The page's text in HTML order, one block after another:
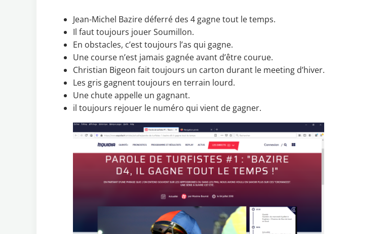
Jean-Michel Bazire déferré des 4 gagne tout le temps.
Il faut toujours jouer Soumillon.
En obstacles, c’est toujours l’as qui gagne.
Une course n’est jamais gagnée avant d’être courue.
Christian Bigeon fait toujours un carton durant le meeting d’hiver.
Les gris gagnent toujours en terrain lourd.
Une chute appelle un gagnant.
il toujours rejouer le numéro qui vient de gagner.